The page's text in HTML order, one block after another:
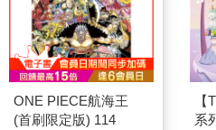
ONE PIECE航海王
(首刷限定版) 114
系